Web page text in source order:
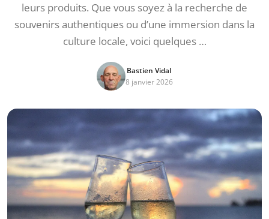
leurs produits. Que vous soyez à la recherche de
souvenirs authentiques ou d’une immersion dans la
culture locale, voici quelques …
Bastien Vidal
8 janvier 2026